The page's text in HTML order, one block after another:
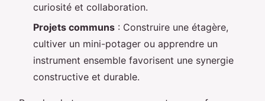
curiosité et collaboration.
Projets communs : Construire une étagère,
cultiver un mini-potager ou apprendre un
instrument ensemble favorisent une synergie
constructive et durable.